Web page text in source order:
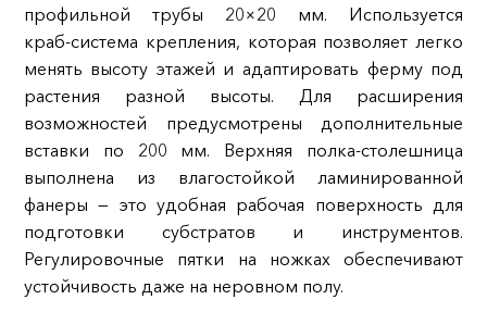
профильной трубы 20×20 мм. Используется
краб‑система крепления, которая позволяет легко
менять высоту этажей и адаптировать ферму под
растения разной высоты. Для расширения
возможностей предусмотрены дополнительные
вставки по 200 мм. Верхняя полка‑столешница
выполнена из влагостойкой ламинированной
фанеры — это удобная рабочая поверхность для
подготовки субстратов и инструментов.
Регулировочные пятки на ножках обеспечивают
устойчивость даже на неровном полу.